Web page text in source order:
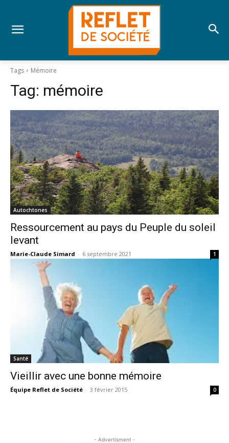
Tags Mémoire
Tag: mémoire
Autochtones
Ressourcement au pays du Peuple du soleil
levant
Marie-Claude Simard - 6 septembre 2021 1
Santé
Vieillir avec une bonne mémoire
Équipe Reflet de Société - 3 février 2015 0
- Advertisment -